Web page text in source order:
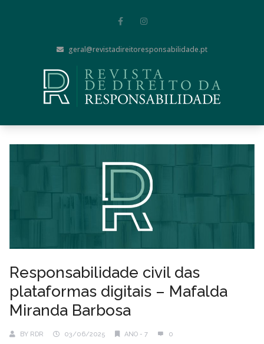
geral@revistadireitoresponsabilidade.pt
Responsabilidade civil das
plataformas digitais – Mafalda
Miranda Barbosa
BY RDR 03/06/2025 ANO - 7 0